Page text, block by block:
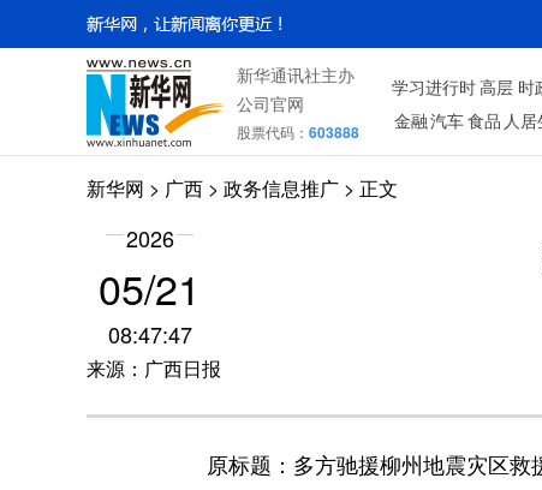
新华通讯社主办
公司官网
股票代码： 603888
学习进行时高层 时
金融汽车食品 人
新华网 > 广西 > 政务信息推广 > 正文
2026
05/21
08:47:47
来源：广西日报
原标题：多方驰援柳州地震灾区救